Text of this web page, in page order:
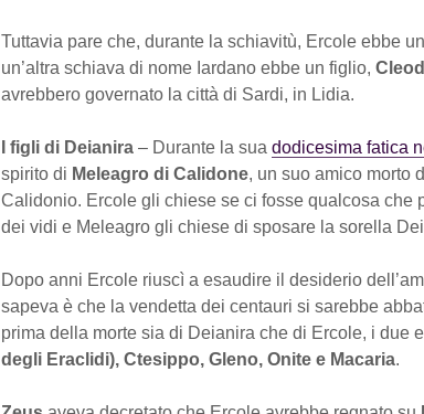
Tuttavia pare che, durante la schiavitù, Ercole ebbe
un’altra schiava di nome Iardano ebbe un figlio,
avrebbero governato la città di Sardi, in Lidia.
I figli di Deianira – Durante la sua dodicesima fatica
spirito di Meleagro di Calidone, un suo amico morto
Calidonio. Ercole gli chiese se ci fosse qualcosa che
dei vidi e Meleagro gli chiese di sposare la sorella
Dopo anni Ercole riuscì a esaudire il desiderio
sapeva è che la vendetta dei centauri si sarebbe
prima della morte sia di Deianira che di Ercole, i due
degli Eraclidi), Ctesippo, Gleno, Onite e Macaria.